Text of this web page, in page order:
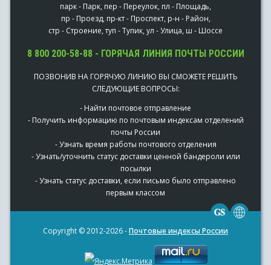
парк - Парк, пер - Переулок, пл - Площадь,
пр - Проезд, пр-кт - Проспект, р-н - Район,
стр - Строение, туп - Тупик, ул - Улица, ш - Шоссе
8 800 200-58-88 - ГОРЯЧАЯ ЛИНИЯ ПОЧТЫ РОССИИ
ПОЗВОНИВ НА ГОРЯЧУЮ ЛИНИЮ ВЫ СМОЖЕТЕ РЕШИТЬ
СЛЕДУЮЩИЕ ВОПРОСЫ:
- Найти почтовое отправление
- Получить информацию по почтовым индексам отделений
почты России
- Узнать время работы почтового отделения
- Узнать/уточнить статус доставки ценной бандероли или
посылки
- Узнать статус доставки, если письмо было отправлено
первым классом
Copyright © 2012-2026 -Почтовые индексы России